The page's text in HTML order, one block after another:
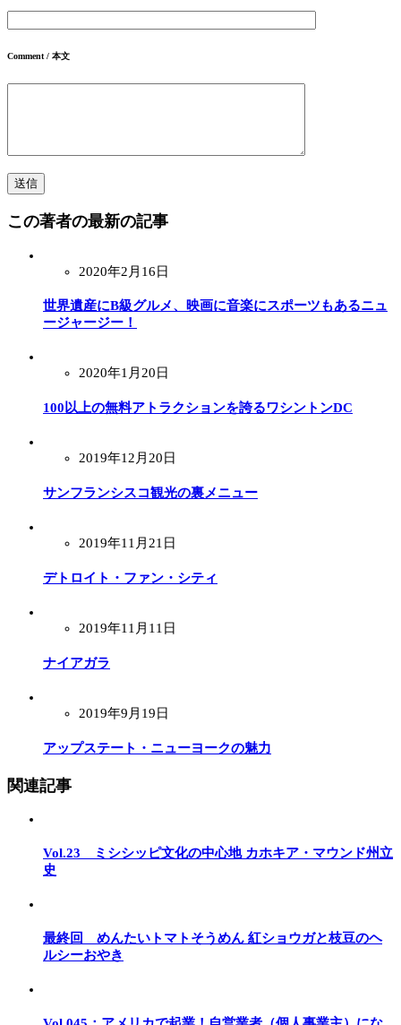
Comment / 本文
この著者の最新の記事
2020年2月16日
世界遺産にB級グルメ、映画に音楽にスポーツもあるニュ
ージャージー！
2020年1月20日
100以上の無料アトラクションを誇るワシントンDC
2019年12月20日
サンフランシスコ観光の裏メニュー
2019年11月21日
デトロイト・ファン・シティ
2019年11月11日
ナイアガラ
2019年9月19日
アップステート・ニューヨークの魅力
関連記事
Vol.23 ミシシッピ文化の中心地 カホキア・マウンド州立
史
最終回 めんたいトマトそうめん 紅ショウガと枝豆のヘ
ルシーおやき